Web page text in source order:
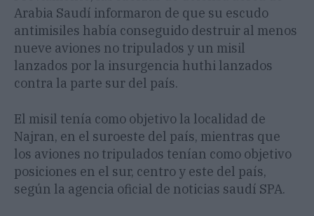
Arabia Saudí informaron de que su escudo
antimisiles había conseguido destruir al menos
nueve aviones no tripulados y un misil
lanzados por la insurgencia huthi lanzados
contra la parte sur del país.
El misil tenía como objetivo la localidad de
Najran, en el suroeste del país, mientras que
los aviones no tripulados tenían como objetivo
posiciones en el sur, centro y este del país,
según la agencia oficial de noticias saudí SPA.